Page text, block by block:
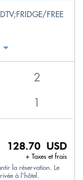
FREE
128.70 USD
+ Taxes et frais
la réservation. Le
à l'hôtel.